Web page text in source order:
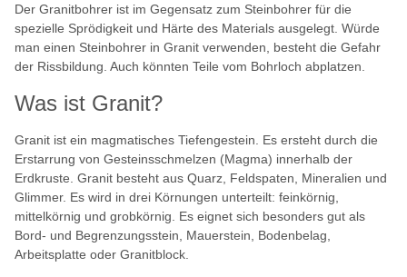
Der Granitbohrer ist im Gegensatz zum Steinbohrer für die
spezielle Sprödigkeit und Härte des Materials ausgelegt. Würde
man einen Steinbohrer in Granit verwenden, besteht die Gefahr
der Rissbildung. Auch könnten Teile vom Bohrloch abplatzen.
Was ist Granit?
Granit ist ein magmatisches Tiefengestein. Es ersteht durch die
Erstarrung von Gesteinsschmelzen (Magma) innerhalb der
Erdkruste. Granit besteht aus Quarz, Feldspaten, Mineralien und
Glimmer. Es wird in drei Körnungen unterteilt: feinkörnig,
mittelkörnig und grobkörnig. Es eignet sich besonders gut als
Bord- und Begrenzungsstein, Mauerstein, Bodenbelag,
Arbeitsplatte oder Granitblock.